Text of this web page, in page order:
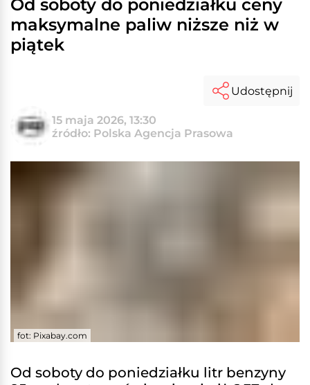
Od soboty do poniedziałku ceny
maksymalne paliw niższe niż w
piątek
15 maja 2026, 13:30
źródło: Polska Agencja Prasowa
Udostępnij
fot: Pixabay.com
Od soboty do poniedziałku litr benzyny